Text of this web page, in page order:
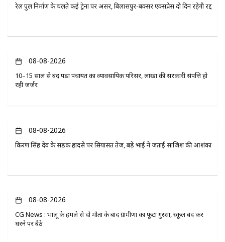
रेल पुल निर्माण के चलते कई ट्रेनों पर असर, बिलासपुर-बक्सर एक्सप्रेस दो दिन रहेगी रद्द
08-08-2026
10–15 साल से बंद पड़ा पंचायत का व्यावसायिक परिसर, लाखों की सरकारी संपत्ति हो
रही जर्जर
08-08-2026
किरण सिंह देव के सड़क हादसे पर सियासत तेज, बड़े भाई ने जताई साजिश की आशंका
08-08-2026
CG News : भालू के हमले से दो मौतों के बाद ग्रामीणों का फूटा गुस्सा, स्कूल बंद कर
धरने पर बैठे